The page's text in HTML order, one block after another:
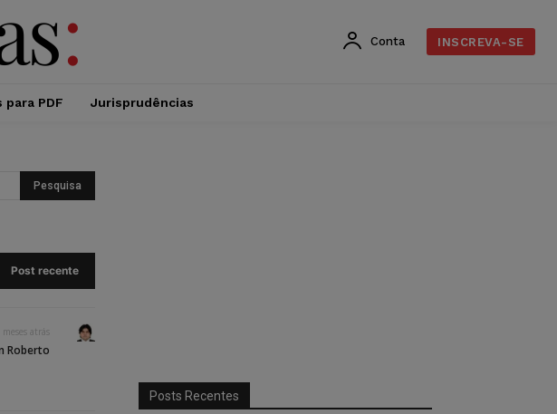
Conta INSCREVA-SE
PDF Jurisprudências
Post recente
atrás
Roberto
Posts Recentes